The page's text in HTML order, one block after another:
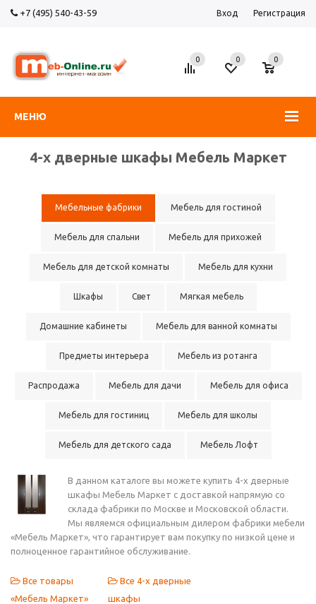
+7 (495) 540-43-59 Вход Регистрация
МЕНЮ
0 0
0
4-х дверные шкафы Мебель Маркет
Мебельные фабрики Мебель для гостиной
Мебель для спальни Мебель для прихожей
Мебель для детской комнаты Мебель для кухни
Шкафы Свет Мягкая мебель
Домашние кабинеты Мебель для ванной комнаты
Предметы интерьера Мебель из ротанга
Распродажа Мебель для дачи Мебель для офиса
Мебель для гостиниц Мебель для школы
Мебель для детского сада Мебель Лофт
В данном каталоге вы можете купить 4-х дверные
шкафы Мебель Маркет с доставкой напрямую со
склада фабрики по Москве и Московской области.
Мы являемся официальным дилером фабрики мебели
«Мебель Маркет», что гарантирует вам покупку по низкой цене и
полноценное гарантийное обслуживание.
Все товары
«Мебель Маркет»
Все 4-х дверные
шкафы